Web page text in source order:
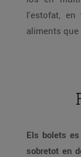
l'estofat,
aliments
Els bolets
sobretot en